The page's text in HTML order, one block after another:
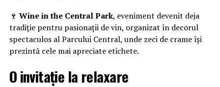
🍷 Wine in the Central Park, eveniment devenit deja
tradiție pentru pasionații de vin, organizat în decorul
spectaculos al Parcului Central, unde zeci de crame își
prezintă cele mai apreciate etichete.
O invitație la relaxare